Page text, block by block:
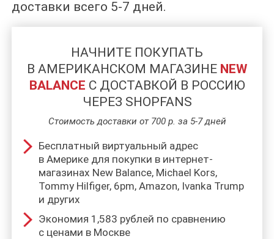
доставки всего 5-7 дней.
НАЧНИТЕ ПОКУПАТЬ
В АМЕРИКАНСКОМ МАГАЗИНЕ NEW
BALANCE C ДОСТАВКОЙ В РОССИЮ
ЧЕРЕЗ SHOPFANS
Стоимость доставки от 700 р. за 5-7 дней
Бесплатный виртуальный адрес
в Америке для покупки в интернет-
магазинах New Balance, Michael Kors,
Tommy Hilfiger, 6pm, Amazon, Ivanka Trump
и других
Экономия 1,583 рублей по сравнению
с ценами в Москве